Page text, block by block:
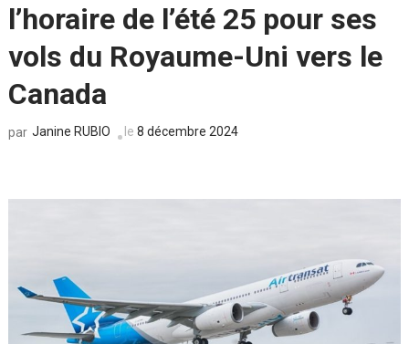
l’horaire de l’été 25 pour ses
vols du Royaume-Uni vers le
Canada
par Janine RUBIO le 8 décembre 2024